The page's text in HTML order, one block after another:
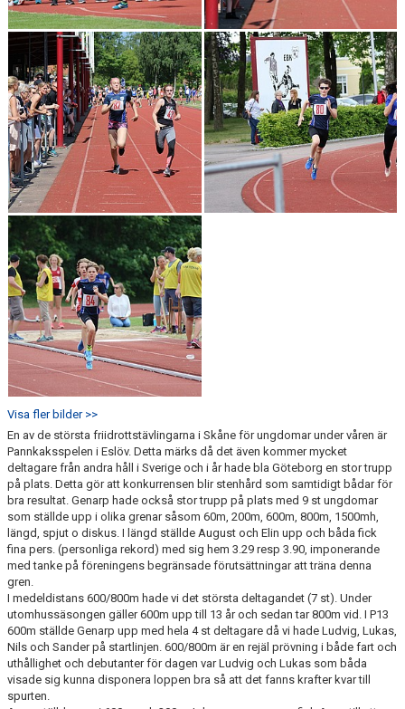
Visa fler bilder >>
En av de största friidrottstävlingarna i Skåne för ungdomar under våren är
Pannkaksspelen i Eslöv. Detta märks då det även kommer mycket
deltagare från andra håll i Sverige och i år hade bla Göteborg en stor trupp
på plats. Detta gör att konkurrensen blir stenhård som samtidigt bådar för
bra resultat. Genarp hade också stor trupp på plats med 9 st ungdomar
som ställde upp i olika grenar såsom 60m, 200m, 600m, 800m, 1500mh,
längd, spjut o diskus. I längd ställde August och Elin upp och båda fick
fina pers. (personliga rekord) med sig hem 3.29 resp 3.90, imponerande
med tanke på föreningens begränsade förutsättningar att träna denna
gren.
I medeldistans 600/800m hade vi det största deltagandet (7 st). Under
utomhussäsongen gäller 600m upp till 13 år och sedan tar 800m vid. I P13
600m ställde Genarp upp med hela 4 st deltagare då vi hade Ludvig, Lukas,
Nils och Sander på startlinjen. 600/800m är en rejäl prövning i både fart och
uthållighet och debutanter för dagen var Ludvig och Lukas som båda
visade sig kunna disponera loppen bra så att det fanns krafter kvar till
spurten.